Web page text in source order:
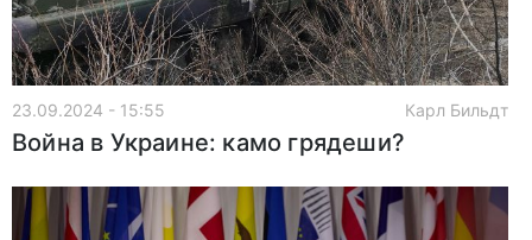
23.09.2024 - 15:55 Карл Бильдт
Война в Украине: камо грядеши?